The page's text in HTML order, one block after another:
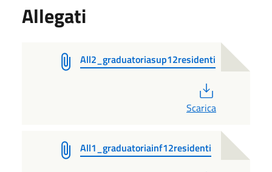
Allegati
All2_graduatoriasup12residenti
Scarica
All1_graduatoriainf12residenti